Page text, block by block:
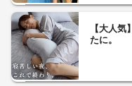
【大人
たに。